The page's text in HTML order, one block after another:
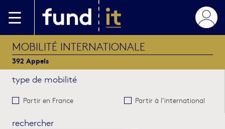
MOBILITÉ INTERNATIONALE
392 Appels
type de mobilité
Partir en France Partir à l’international
rechercher